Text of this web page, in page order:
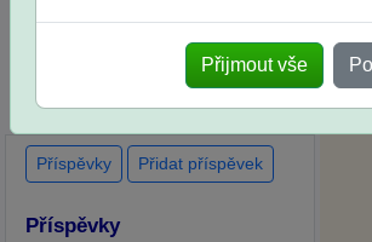
po skutečných přijímacích
zkouškách
Přijmout vše
Příspěvky Přidat příspěvek
Příspěvky